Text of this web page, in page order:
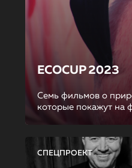
ECOCUP 2023
Семь фильмов о
которые покажут на
СПЕЦПРОЕКТ